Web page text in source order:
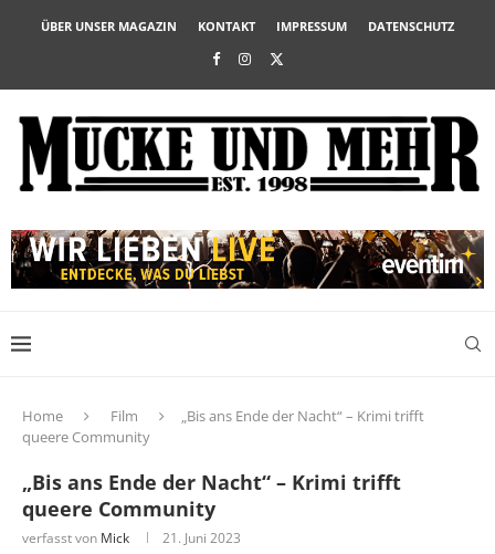
ÜBER UNSER MAGAZIN KONTAKT IMPRESSUM DATENSCHUTZ
Home Film
„Bis ans Ende der Nacht“ – Krimi trifft
queere Community
„Bis ans Ende der Nacht“ – Krimi trifft
queere Community
verfasst von Mick 21. Juni 2023